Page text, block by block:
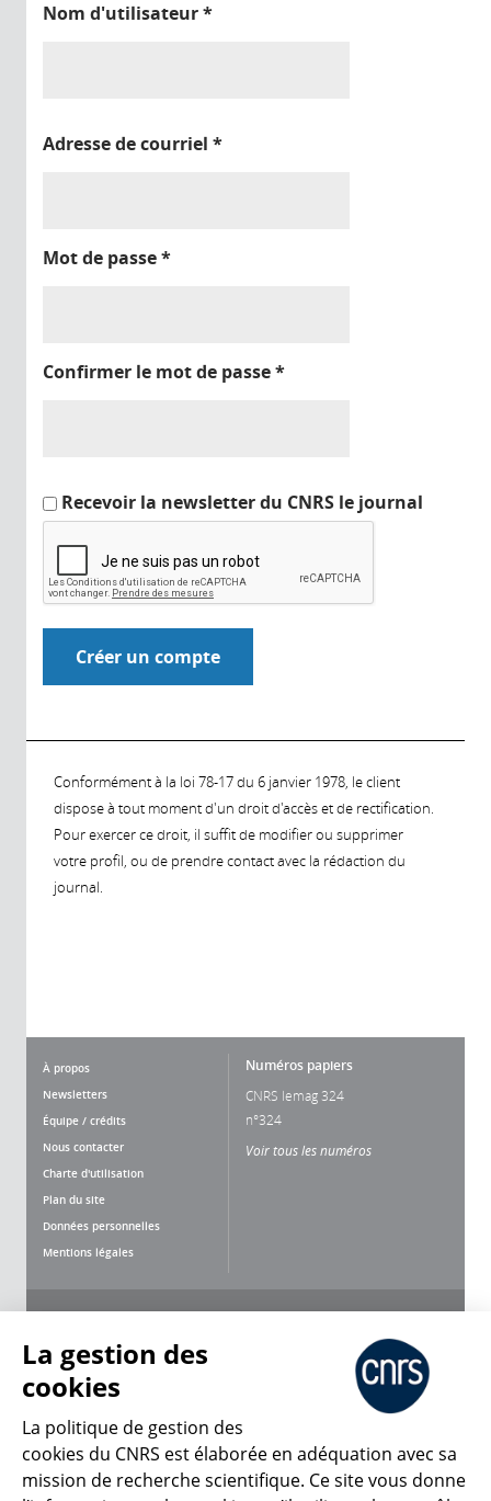
Nom d'utilisateur*
Adresse de courriel *
Mot de passe*
Confirmer le mot de passe*
Recevoir la newsletter du CNRS le journal
Conformément à la loi 78-17 du 6 janvier 1978, le client
dispose à tout moment d'un droit d'accès et de rectification.
Pour exercer ce droit, il suffit de modifier ou supprimer
votre profil, ou de prendre contact avec la rédaction du
journal.
À propos
Newsletters
Équipe / crédits
Nous contacter
Charte d'utilisation
Plan du site
Données personnelles
Mentions légales
Numéros papiers
CNRS lemag 324
n°324
Voir tous les numéros
CNRS Le Mag
La gestion des
cookies
La politique de gestion des
cookies du CNRS est élaborée en adéquation avec sa
mission de recherche scientifique. Ce site vous donne